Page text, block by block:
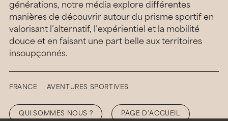
générations, notre média explore différentes
manières de découvrir autour du prisme sportif en
valorisant l’alternatif, l’expérientiel et la mobilité
douce et en faisant une part belle aux territoires
insoupçonnés.
FRANCE AVENTURES SPORTIVES
QUI SOMMES NOUS ? PAGE D’ACCUEIL